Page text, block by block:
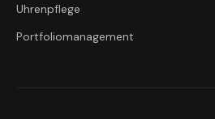
Uhrenpflege
Portfoliomanagement